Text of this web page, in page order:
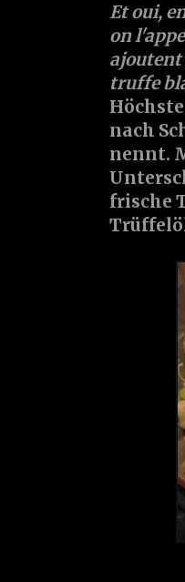
Et oui,
on
ajoutent
truffe
nach
nennt.
frische